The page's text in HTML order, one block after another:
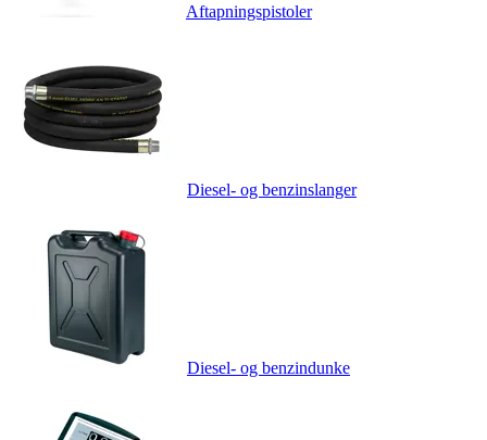
Aftapningspistoler
Diesel- og benzinslanger
Diesel- og benzindunke